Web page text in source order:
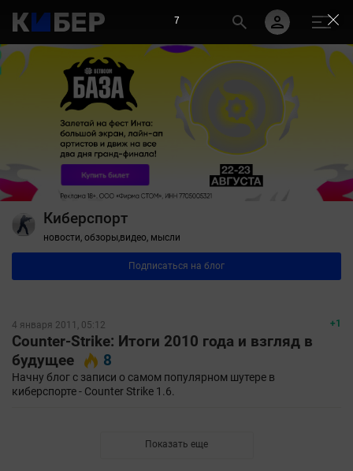
Киберспорт
новости, обзоры,видео, мысли
Подписаться на блог
+1
4 января 2011, 05:12
Counter-Strike: Итоги 2010 года и взгляд в
будущее
8
Начну блог с записи о самом популярном шутере в
киберспорте - Counter Strike 1.6.
Показать еще
6